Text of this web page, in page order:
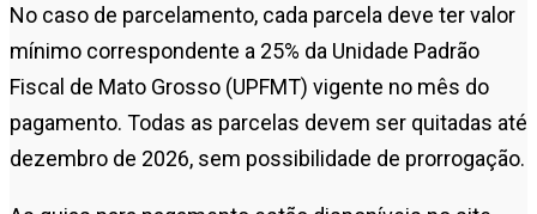
No caso de parcelamento, cada parcela deve ter valor
mínimo correspondente a 25% da Unidade Padrão
Fiscal de Mato Grosso (UPFMT) vigente no mês do
pagamento. Todas as parcelas devem ser quitadas até
dezembro de 2026, sem possibilidade de prorrogação.